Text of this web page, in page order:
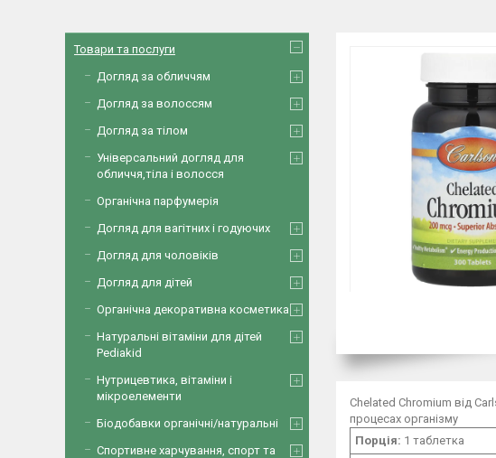
Chelated Chromium від
процесах організму
Порція: 1 таблетка
Товари та послуги
Догляд за обличчям
Догляд за волоссям
Догляд за тілом
Універсальний догляд для
обличчя,тіла і волосся
Органічна парфумерія
Догляд для вагітних і годуючих
Догляд для чоловіків
Догляд для дітей
Органічна декоративна косметика
Натуральні вітаміни для дітей
Pediakid
Нутрицевтика, вітаміни і
мікроелементи
Біодобавки органічні/натуральні
Спортивне харчування, спорт та